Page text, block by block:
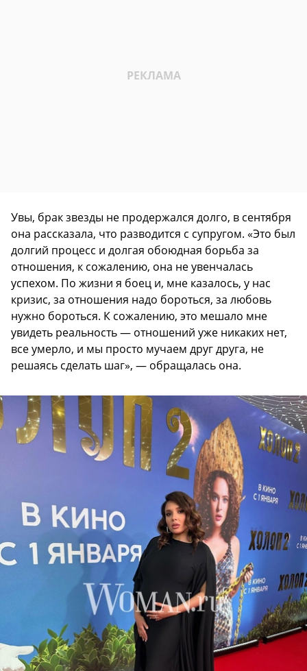
Увы, брак звезды не продержался долго, в сентября
она рассказала, что разводится с супругом. «Это был
долгий процесс и долгая обоюдная борьба за
отношения, к сожалению, она не увенчалась
успехом. По жизни я боец и, мне казалось, у нас
кризис, за отношения надо бороться, за любовь
нужно бороться. К сожалению, это мешало мне
увидеть реальность — отношений уже никаких нет,
все умерло, и мы просто мучаем друг друга, не
решаясь сделать шаг», — обращалась она.